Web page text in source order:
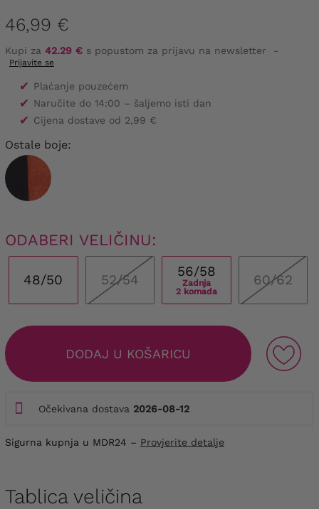
46,99 €
Kupi za 42.29 € s popustom za prijavu na newsletter -
Prijavite se
✔ Plaćanje pouzećem
✔ Naručite do 14:00 – šaljemo isti dan
✔ Cijena dostave od 2,99 €
Ostale boje:
ODABERI VELIČINU:
48/50 52/54
56/58
Zadnja
2 komada
60/62
DODAJ U KOŠARICU
Očekivana dostava 2026-08-12
Sigurna kupnja u MDR24 – Provjerite detalje
Tablica veličina